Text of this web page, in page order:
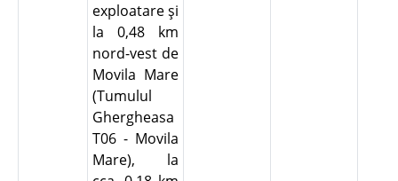
exploatare şi
la 0,48 km
nord-vest de
Movila Mare
(Tumulul
Ghergheasa
T06 - Movila
Mare), la